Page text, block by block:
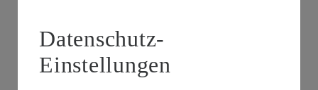
Datenschutz-
Einstellungen